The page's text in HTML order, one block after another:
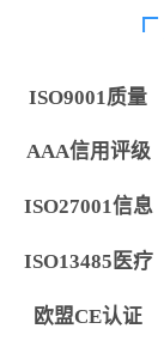
ISO9001质量
AAA信用评级
ISO27001信息
ISO13485医疗
欧盟CE认证